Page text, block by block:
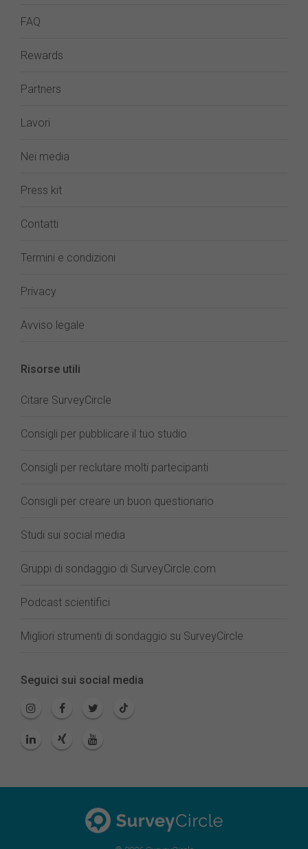
FAQ
Rewards
Partners
Lavori
Nei media
Press kit
Contatti
Termini e condizioni
Privacy
Avviso legale
Risorse utili
Citare SurveyCircle
Consigli per pubblicare il tuo studio
Consigli per reclutare molti partecipanti
Consigli per creare un buon questionario
Studi sui social media
Gruppi di sondaggio di SurveyCircle.com
Podcast scientifici
Migliori strumenti di sondaggio su SurveyCircle
Seguici sui social media